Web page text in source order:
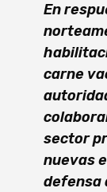
En
carne
sector
nuevas
defensa